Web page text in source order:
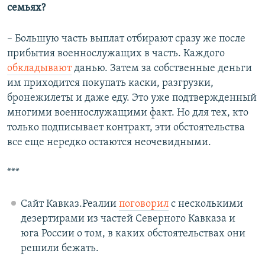
семьях?
– Большую часть выплат отбирают сразу же после
прибытия военнослужащих в часть. Каждого
обкладываютданью. Затем за собственные деньги
им приходится покупать каски, разгрузки,
бронежилеты и даже еду. Это уже подтвержденный
многими военнослужащими факт. Но для тех, кто
только подписывает контракт, эти обстоятельства
все еще нередко остаются неочевидными.
***
Сайт Кавказ.Реалии поговорилс несколькими
дезертирами из частей Северного Кавказа и
юга России о том, в каких обстоятельствах они
решили бежать.